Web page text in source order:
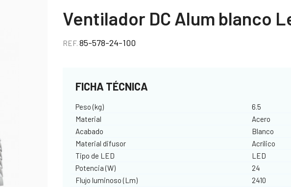
Ventilador DC Alum blanco
REF.85-578-24-100
FICHA TÉCNICA
Peso (kg)
6.5
Material
Acero
Acabado
Blanco
Material difusor
Acrílico
Tipo de LED
LED
Potencia (W)
24
Flujo luminoso (Lm)
2410